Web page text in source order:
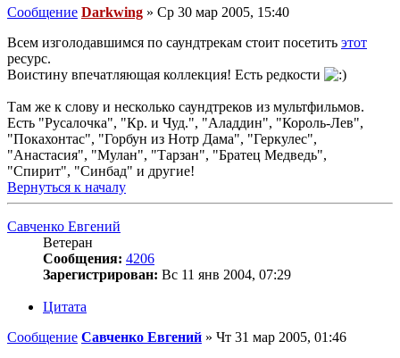
Сообщение Darkwing » Ср 30 мар 2005, 15:40
Всем изголодавшимся по саундтрекам стоит посетить этот
ресурс.
Воистину впечатляющая коллекция! Есть редкости
Там же к слову и несколько саундтреков из мультфильмов.
Есть "Русалочка", "Кр. и Чуд.", "Аладдин", "Король-Лев",
"Покахонтас", "Горбун из Нотр Дама", "Геркулес",
"Анастасия", "Мулан", "Тарзан", "Братец Медведь",
"Спирит", "Синбад" и другие!
Вернуться к началу
Савченко Евгений
Ветеран
Сообщения: 4206
Зарегистрирован: Вс 11 янв 2004, 07:29
Цитата
Сообщение Савченко Евгений » Чт 31 мар 2005, 01:46